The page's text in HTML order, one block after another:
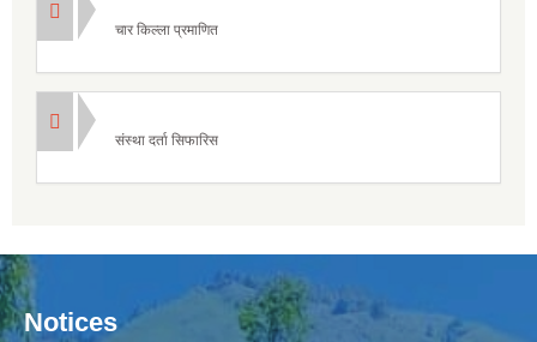
चार किल्ला प्रमाणित
संस्था दर्ता सिफारिस
Notices